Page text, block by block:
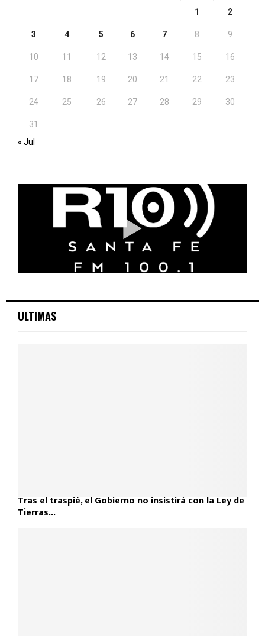
1 2
3 4 5 6 7 8 9
10 11 12 13 14 15 16
17 18 19 20 21 22 23
24 25 26 27 28 29 30
31
« Jul
ULTIMAS
Tras el traspié, el Gobierno no insistirá con la Ley de
Tierras...